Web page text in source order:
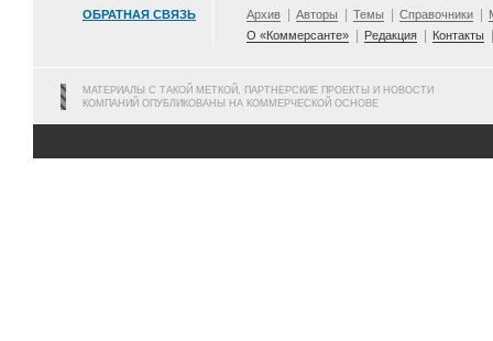
ОБРАТНАЯ СВЯЗЬ Архив Авторы Темы Справочники
О «Коммерсанте»
Редакция Контакты
МАТЕРИАЛЫ С ТАКОЙ МЕТКОЙ, ПАРТНЕРСКИЕ ПРОЕКТЫ И НОВОСТИ
КОМПАНИЙ ОПУБЛИКОВАНЫ НА КОММЕРЧЕСКОЙ ОСНОВЕ